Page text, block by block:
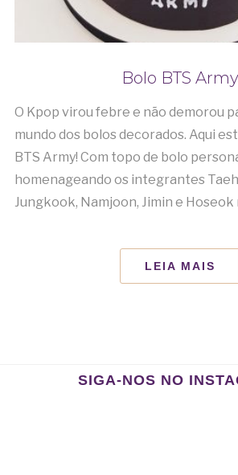
Bolo BTS Army
O Kpop virou febre e não demorou
mundo dos bolos decorados. Aqui
BTS Army! Com topo de bolo
homenageando os integrantes
Jungkook, Namjoon, Jimin e Hoseok
LEIA MAIS
SIGA-NOS NO